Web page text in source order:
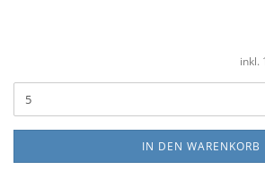
inkl.
IN DEN WARENKORB